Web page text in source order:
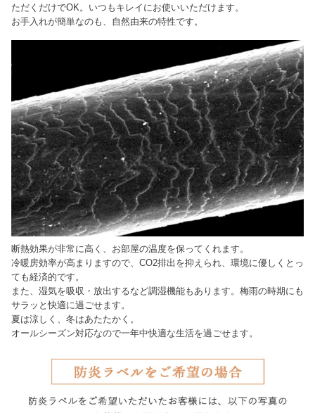
ただくだけでOK。いつもキレイにお使いいただけます。
お手入れが簡単なのも、自然由来の特性です。
断熱効果が非常に高く、お部屋の温度を保ってくれます。
冷暖房効率が高まりますので、CO2排出を抑えられ、環境に優しくとっ
ても経済的です。
また、湿気を吸収・放出するなど調湿機能もあります。梅雨の時期にも
サラッと快適に過ごせます。
夏は涼しく、冬はあたたかく。
オールシーズン対応なので一年中快適な生活を過ごせます。